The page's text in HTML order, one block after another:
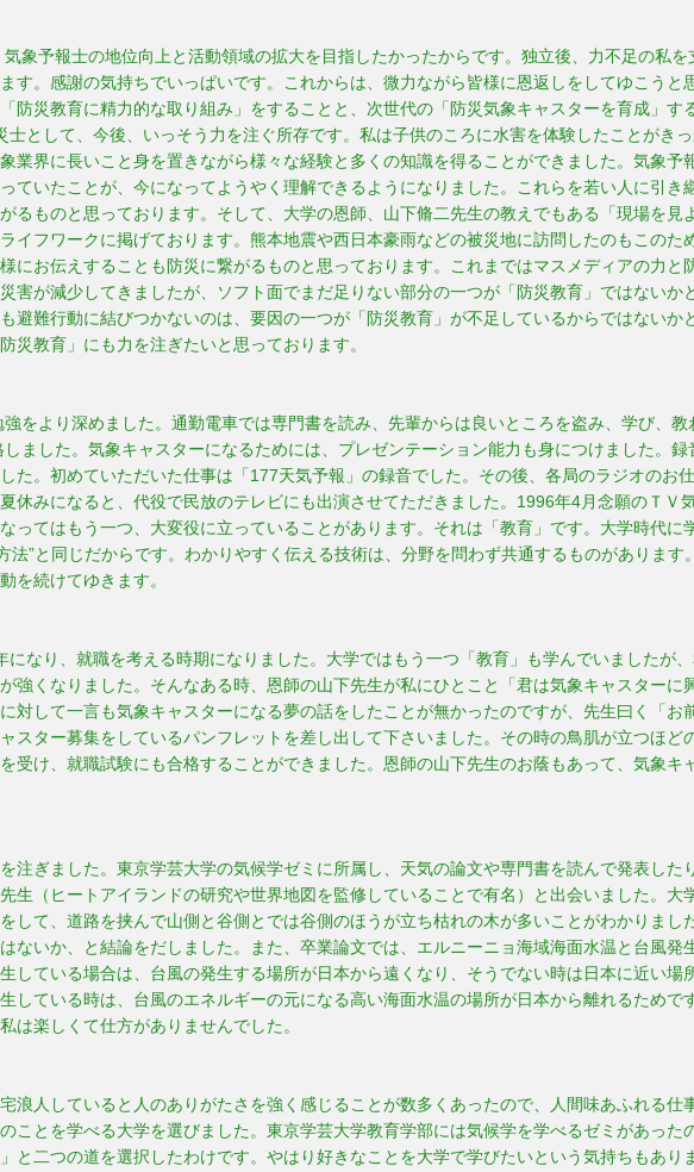
象予報士の地位向上と活動領域の拡大を目指したかったからです。独立後、力不足の私を
す。感謝の気持ちでいっぱいです。これからは、微力ながら皆様に恩返しをしてゆこうと
防災教育に精力的な取り組み」をすることと、次世代の「防災気象キャスターを育成」す
として、今後、いっそう力を注ぐ所存です。私は子供のころに水害を体験したことがき
業界に長いこと身を置きながら様々な経験と多くの知識を得ることができました。気象予
ていたことが、今になってようやく理解できるようになりました。これらを若い人に引き
るものと思っております。そして、大学の恩師、山下脩二先生の教えでもある「現場を見
イフワークに掲げております。熊本地震や西日本豪雨などの被災地に訪問したのもこのた
にお伝えすることも防災に繋がるものと思っております。これまではマスメディアの力と
害が減少してきましたが、ソフト面でまだ足りない部分の一つが「防災教育」ではないか
避難行動に結びつかないのは、要因の一つが「防災教育」が不足しているからではないか
災教育」にも力を注ぎたいと思っております。
をより深めました。通勤電車では専門書を読み、先輩からは良いところを盗み、学び、教
ました。気象キャスターになるためには、プレゼンテーション能力も身につけました。録
た。初めていただいた仕事は「177天気予報」の録音でした。その後、各局のラジオのお
休みになると、代役で民放のテレビにも出演させてただきました。1996年4月念願のＴＶ
ってはもう一つ、大変役に立っていることがあります。それは「教育」です。大学時代に
法”と同じだからです。わかりやすく伝える技術は、分野を問わず共通するものがあります
を続けてゆきます。
なり、就職を考える時期になりました。大学ではもう一つ「教育」も学んでいましたが
強くなりました。そんなある時、恩師の山下先生が私にひとこと「君は気象キャスターに
対して一言も気象キャスターになる夢の話をしたことが無かったのですが、先生曰く「お
スター募集をしているパンフレットを差し出して下さいました。その時の鳥肌が立つほど
受け、就職試験にも合格することができました。恩師の山下先生のお蔭もあって、気象キ
注ぎました。東京学芸大学の気候学ゼミに所属し、天気の論文や専門書を読んで発表した
生（ヒートアイランドの研究や世界地図を監修していることで有名）と出会いました。大
して、道路を挟んで山側と谷側とでは谷側のほうが立ち枯れの木が多いことがわかりまし
ないか、と結論をだしました。また、卒業論文では、エルニーニョ海域海面水温と台風発
している場合は、台風の発生する場所が日本から遠くなり、そうでない時は日本に近い場
している時は、台風のエネルギーの元になる高い海面水温の場所が日本から離れるためで
は楽しくて仕方がありませんでした。
浪人していると人のありがたさを強く感じることが数多くあったので、人間味あふれる仕
ことを学べる大学を選びました。東京学芸大学教育学部には気候学を学べるゼミがあった
と二つの道を選択したわけです。やはり好きなことを大学で学びたいという気持ちもあり